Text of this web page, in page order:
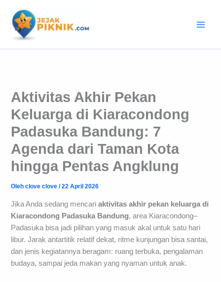
konten
Aktivitas Akhir Pekan
Keluarga di Kiaracondong
Padasuka Bandung: 7
Agenda dari Taman Kota
hingga Pentas Angklung
Olehclove clove/22 April 2026
Jika Anda sedang mencariaktivitas akhir pekan keluarga di
Kiaracondong Padasuka Bandung, area Kiaracondong–
Padasuka bisa jadi pilihan yang masuk akal untuk satu hari
libur. Jarak antartitik relatif dekat, ritme kunjungan bisa santai,
dan jenis kegiatannya beragam: ruang terbuka, pengalaman
budaya, sampai jeda makan yang nyaman untuk anak.